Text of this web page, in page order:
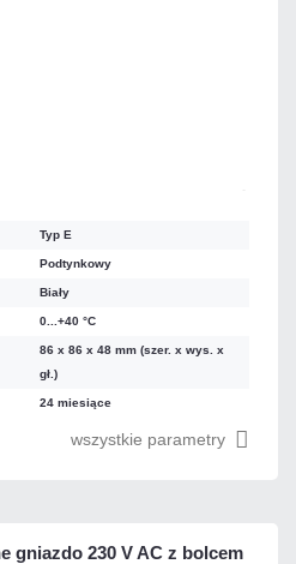
Typ E
Podtynkowy
Biały
0...+40 °C
86 x 86 x 48 mm (szer. x wys. x
gł.)
24 miesiące
wszystkie parametry
gniazdo 230 V AC z bolcem